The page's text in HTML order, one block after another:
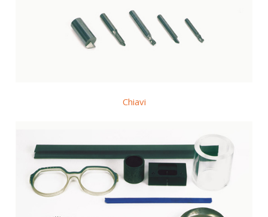
Chiavi